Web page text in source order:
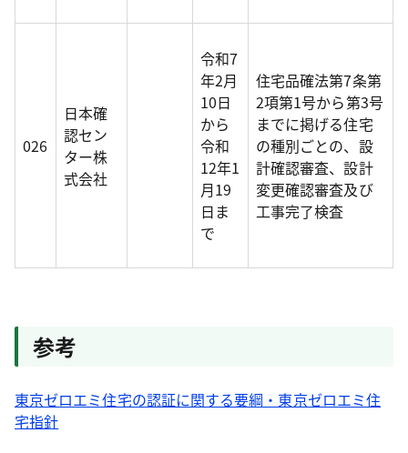
026
日本確
認セン
ター株
式会社
令和7
年2月
10日
から
令和
12年1
月19
日ま
で
住宅品確法第7条第
2項第1号から第3号
までに掲げる住宅
の種別ごとの、設
計確認審査、設計
変更確認審査及び
工事完了検査
参考
東京ゼロエミ住宅の認証に関する要綱・東京ゼロエミ住
宅指針